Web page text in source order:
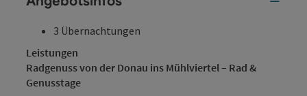
3 Übernachtungen
Leistungen
Radgenuss von der Donau ins Mühlviertel – Rad &
Genusstage